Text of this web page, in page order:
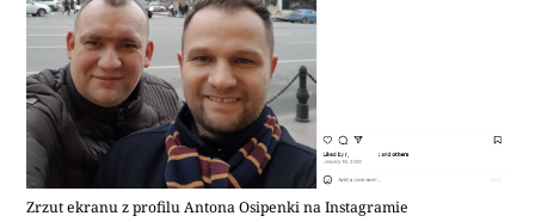
Zrzut ekranu z profilu Antona Osipenki na Instagramie